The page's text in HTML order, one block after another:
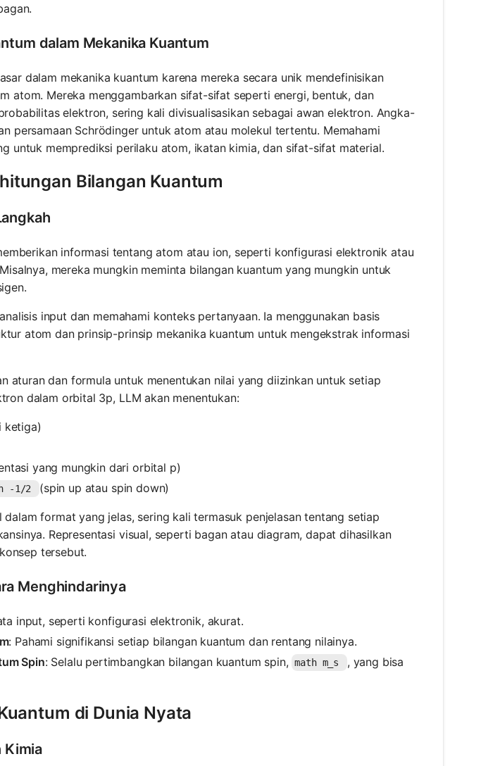
dalam Mekanika Kuantum
dalam mekanika kuantum karena mereka secara unik mendefinisikan
atom. Mereka menggambarkan sifat-sifat seperti energi, bentuk, dan
elektron, sering kali divisualisasikan sebagai awan elektron. Angka-
persamaan Schrödinger untuk atom atau molekul tertentu. Memahami
untuk memprediksi perilaku atom, ikatan kimia, dan sifat-sifat material.
Bilangan Kuantum
informasi tentang atom atau ion, seperti konfigurasi elektronik atau
mereka mungkin meminta bilangan kuantum yang mungkin untuk
input dan memahami konteks pertanyaan. Ia menggunakan basis
atom dan prinsip-prinsip mekanika kuantum untuk mengekstrak informasi
aturan dan formula untuk menentukan nilai yang diizinkan untuk setiap
dalam orbital 3p, LLM akan menentukan:
ketiga)
yang mungkin dari orbital p)
-1/2 (spin up atau spin down)
dalam format yang jelas, sering kali termasuk penjelasan tentang setiap
Representasi visual, seperti bagan atau diagram, dapat dihasilkan
tersebut.
Menghindarinya
input, seperti konfigurasi elektronik, akurat.
: Pahami signifikansi setiap bilangan kuantum dan rentang nilainya.
Spin: Selalu pertimbangkan bilangan kuantum spin, math m_s , yang bisa
di Dunia Nyata
Kimia